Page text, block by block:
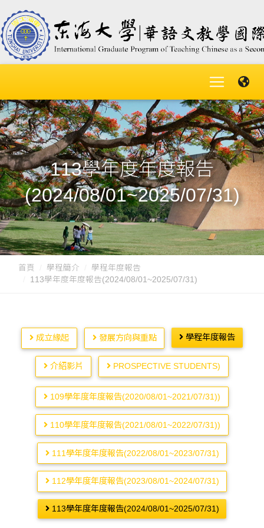
113學年度年度報告
(2024/08/01~2025/07/31)
首頁 學程簡介
學程年度報告
113學年度年度報告(2024/08/01~2025/07/31)
成立緣起 發展方向與重點 學程年度報告
介紹影片 PROSPECTIVE STUDENTS)
109學年度年度報告(2020/08/01~2021/07/31))
110學年度年度報告(2021/08/01~2022/07/31))
111學年度年度報告(2022/08/01~2023/07/31)
112學年度年度報告(2023/08/01~2024/07/31)
113學年度年度報告(2024/08/01~2025/07/31)